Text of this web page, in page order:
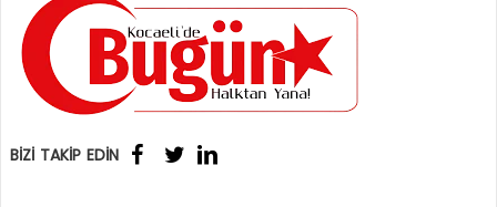
BİZİ TAKİP EDİN